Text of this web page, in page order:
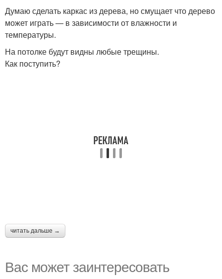
Думаю сделать каркас из дерева, но смущает что дерево
может играть — в зависимости от влажности и
температуры.
На потолке будут видны любые трещины.
Как поступить?
читать дальше →
Вас может заинтересовать